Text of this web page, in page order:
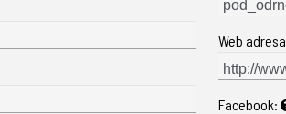
Web
Facebook: